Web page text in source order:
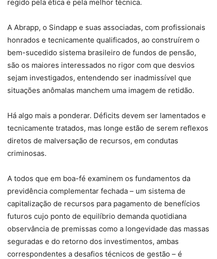
regido pela ética e pela melhor técnica.
A Abrapp, o Sindapp e suas associadas, com profissionais
honrados e tecnicamente qualificados, ao construírem o
bem-sucedido sistema brasileiro de fundos de pensão,
são os maiores interessados no rigor com que desvios
sejam investigados, entendendo ser inadmissível que
situações anômalas manchem uma imagem de retidão.
Há algo mais a ponderar. Déficits devem ser lamentados e
tecnicamente tratados, mas longe estão de serem reflexos
diretos de malversação de recursos, em condutas
criminosas.
A todos que em boa-fé examinem os fundamentos da
previdência complementar fechada – um sistema de
capitalização de recursos para pagamento de benefícios
futuros cujo ponto de equilíbrio demanda quotidiana
observância de premissas como a longevidade das massas
seguradas e do retorno dos investimentos, ambas
correspondentes a desafios técnicos de gestão – é